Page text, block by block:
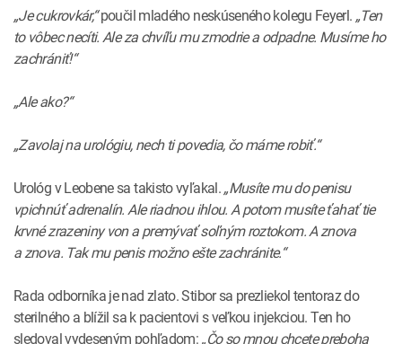
„Je cukrovkár,“poučil mladého neskúseného kolegu Feyerl. „Ten
to vôbec necíti. Ale za chvíľu mu zmodrie a odpadne. Musíme ho
zachrániť!“
„Ale ako?“
„Zavolaj na urológiu, nech ti povedia, čo máme robiť.“
Urológ v Leobene sa takisto vyľakal.„Musíte mu do penisu
vpichnúť adrenalín. Ale riadnou ihlou. A potom musíte ťahať tie
krvné zrazeniny von a premývať soľným roztokom. A znova
a znova. Tak mu penis možno ešte zachránite.“
Rada odborníka je nad zlato. Stibor sa prezliekol tentoraz do
sterilného a blížil sa k pacientovi s veľkou injekciou. Ten ho
sledoval vydeseným pohľadom:„Čo so mnou chcete preboha